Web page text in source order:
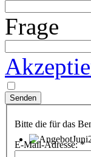
Frage
Bitte die für das
E-Mail-Adresse:*